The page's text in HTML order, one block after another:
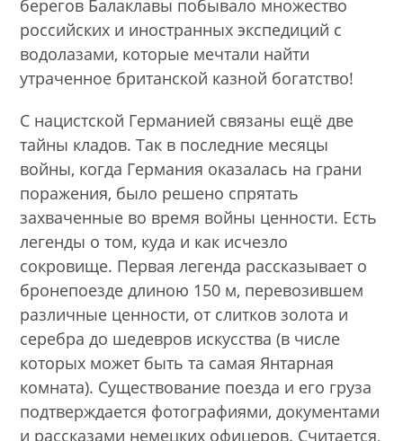
берегов Балаклавы побывало множество
российских и иностранных экспедиций с
водолазами, которые мечтали найти
утраченное британской казной богатство!
С нацистской Германией связаны ещё две
тайны кладов. Так в последние месяцы
войны, когда Германия оказалась на грани
поражения, было решено спрятать
захваченные во время войны ценности. Есть
легенды о том, куда и как исчезло
сокровище. Первая легенда рассказывает о
бронепоезде длиною 150 м, перевозившем
различные ценности, от слитков золота и
серебра до шедевров искусства (в числе
которых может быть та самая Янтарная
комната). Существование поезда и его груза
подтверждается фотографиями, документами
и рассказами немецких офицеров. Считается,